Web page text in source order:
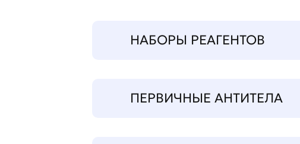
НАБОРЫ РЕАГЕНТОВ
ПЕРВИЧНЫЕ АНТИТЕЛА